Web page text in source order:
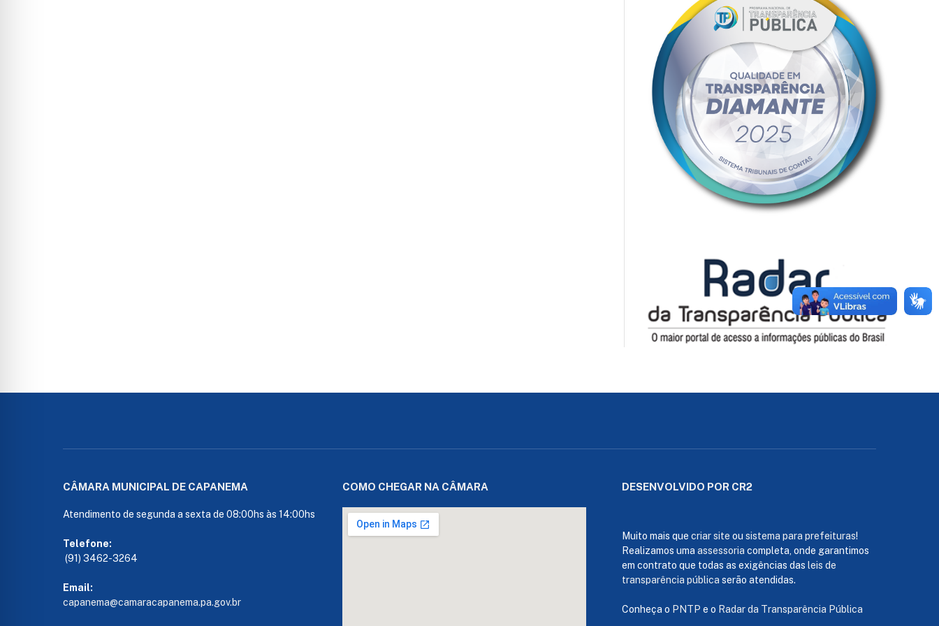
CÂMARA MUNICIPAL DE CAPANEMA
Atendimento de segunda a sexta de 08:00hs às 14:00hs
Telefone:
(91) 3462-3264
Email:
capanema@camaracapanema.pa.gov.br
COMO CHEGAR NA CÂMARA DESENVOLVIDO POR CR2
Muito mais que criar site ou sistema para prefeituras!
Realizamos uma assessoria completa, onde garantimos
em contrato que todas as exigências das leis de
transparência pública serão atendidas.
Conheça o PNTP e o Radar da Transparência Pública